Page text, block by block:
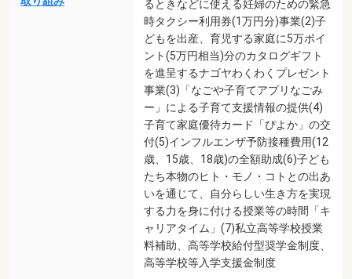
るときなどに使える妊婦のための緊急
時タクシー利用券(1万円分)事業(2)子
どもを出産、育児する家庭に5万ポイ
ント(5万円相当)分のカタログギフト
を進呈するナゴヤわくわくプレゼント
事業(3)「なごや子育てアプリなごみ
ー」による子育て支援情報の提供(4)
子育て家庭優待カード「ぴよか」の交
付(5)インフルエンザ予防接種費用(12
歳、15歳、18歳)の全額助成(6)子ども
たち本物のヒト・モノ・コトとの出あ
いを通じて、自分らしい生き方を実現
する力を身に付ける授業等の時間「キ
ャリアタイム」(7)私立高等学校授業
料補助、高等学校給付型奨学金制度、
高等学校等入学支援金制度